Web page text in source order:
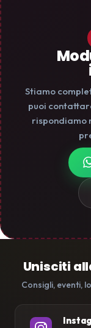
Stiamo
puoi
rispondiamo
Unisciti
Consigli, eventi,